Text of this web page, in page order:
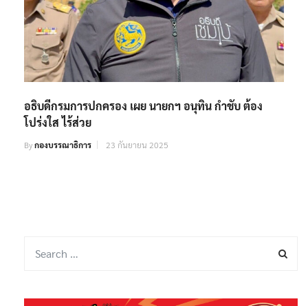
อธิบดีกรมการปกครอง เผย นายกฯ อนุทิน กำชับ ต้อง
โปร่งใส ไร้ส่วย
Byกองบรรณาธิการ 23 กันยายน 2025